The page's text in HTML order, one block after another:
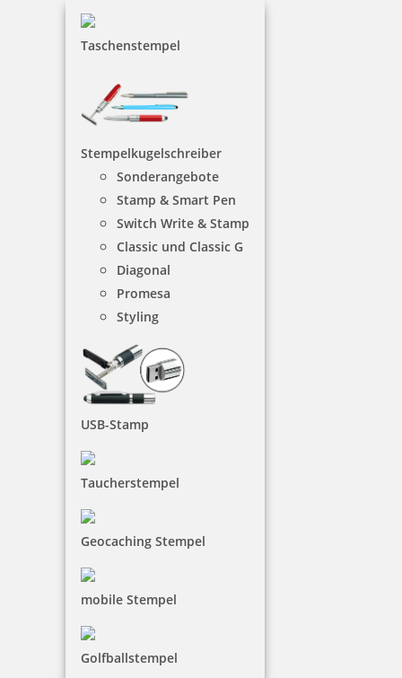
Taschenstempel
Stempelkugelschreiber
Sonderangebote
Stamp & Smart Pen
Switch Write & Stamp
Classic und Classic G
Diagonal
Promesa
Styling
USB-Stamp
Taucherstempel
Geocaching Stempel
mobile Stempel
Golfballstempel
Colop WOODIES Stempelkissen Braun oder Schwarz
4,94 €
Colop WOODIES Display Baby mit 25 Stempeln und 5 Kissen